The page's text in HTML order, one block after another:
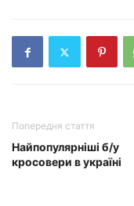
Попередня стаття
Найпопулярніші б/у
кросовери в україні